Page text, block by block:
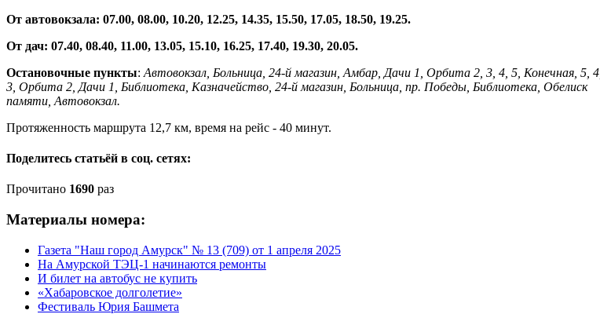
От автовокзала: 07.00, 08.00, 10.20, 12.25, 14.35, 15.50, 17.05, 18.50, 19.25.
От дач: 07.40, 08.40, 11.00, 13.05, 15.10, 16.25, 17.40, 19.30, 20.05.
Остановочные пункты: Автовокзал, Больница, 24-й магазин, Амбар, Дачи 1, Орбита 2, 3, 4, 5, Конечная, 5, 4,
3, Орбита 2, Дачи 1, Библиотека, Казначейство, 24-й магазин, Больница, пр. Победы, Библиотека, Обелиск
памяти, Автовокзал.
Протяженность маршрута 12,7 км, время на рейс - 40 минут.
Поделитесь статьёй в соц. сетях:
Прочитано 1690 раз
Материалы номера:
Газета "Наш город Амурск" № 13 (709) от 1 апреля 2025
На Амурской ТЭЦ-1 начинаются ремонты
И билет на автобус не купить
«Хабаровское долголетие»
Фестиваль Юрия Башмета